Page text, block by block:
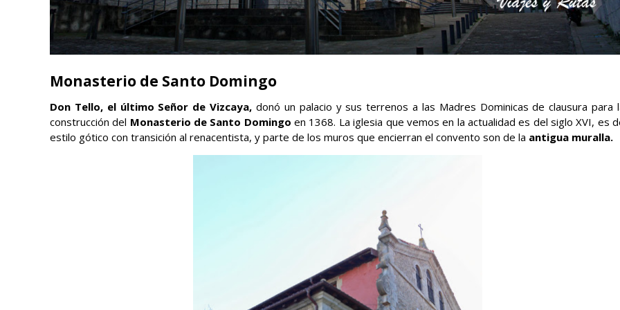
Monasterio de Santo Domingo
Don Tello, el último Señor de Vizcaya, donó un palacio y sus terrenos a las Madres Dominicas de clausura para
construcción del Monasterio de Santo Domingoen 1368. La iglesia que vemos en la actualidad es del siglo XVI, es
estilo gótico con transición al renacentista, y parte de los muros que encierran el convento son de la antigua muralla.